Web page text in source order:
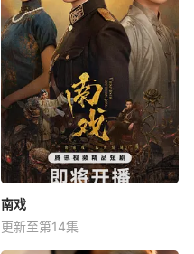
南戏
更新至第14集